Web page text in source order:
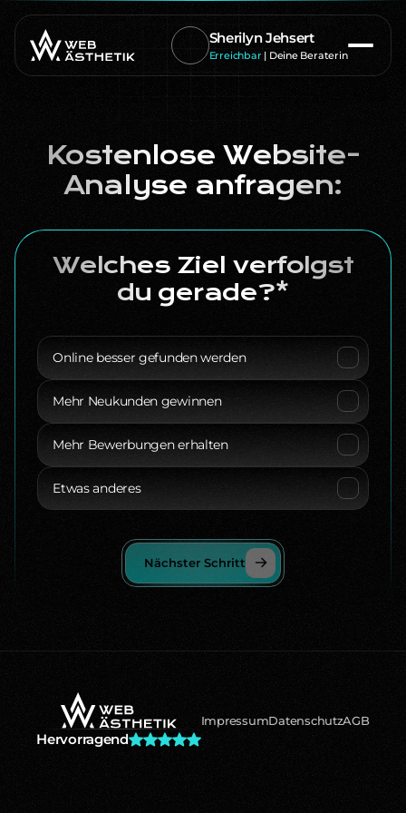
Sherilyn Jehsert
Erreichbar| Deine Beraterin
Kostenlose Website-
Analyse anfragen:
Welches Ziel verfolgst
du gerade?*
Online besser gefunden werden
Mehr Neukunden gewinnen
Mehr Bewerbungen erhalten
Etwas anderes
Nächster Schritt
Hervorragend
ImpressumDatenschutzAGB